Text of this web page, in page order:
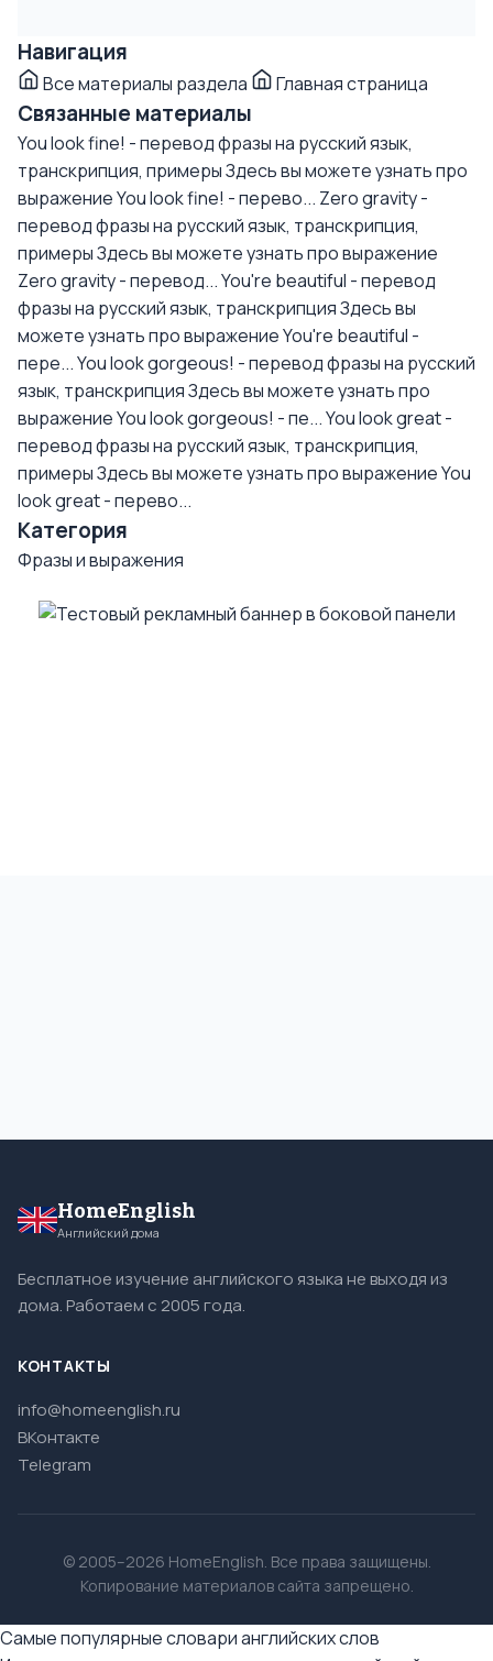
Навигация
Все материалы раздела Главная страница
Связанные материалы
You look fine! - перевод фразы на русский язык,
транскрипция, примерыЗдесь вы можете узнать про
выражение You look fine! - перево... Zero gravity -
перевод фразы на русский язык, транскрипция,
примерыЗдесь вы можете узнать про выражение
Zero gravity - перевод...You're beautiful - перевод
фразы на русский язык, транскрипцияЗдесь вы
можете узнать про выражение You're beautiful -
пере...You look gorgeous! - перевод фразы на русский
язык, транскрипцияЗдесь вы можете узнать про
выражение You look gorgeous! - пе...You look great -
перевод фразы на русский язык, транскрипция,
примерыЗдесь вы можете узнать про выражение You
look great - перево...
Категория
Фразы и выражения
HomeEnglish
Английский дома
Бесплатное изучение английского языка не выходя из
дома. Работаем с 2005 года.
КОНТАКТЫ
info@homeenglish.ru
ВКонтакте
Telegram
© 2005–2026 HomeEnglish. Все права защищены.
Копирование материалов сайта запрещено.
Самые популярные словари английских слов